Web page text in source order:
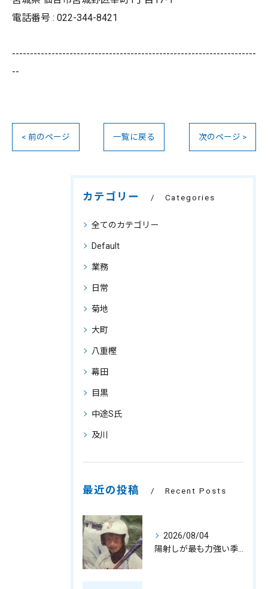
電話番号 : 022-344-8421
--------------------------------------------------------------------
--
< 前のページ 一覧に戻る 次のページ >
カテゴリー Categories
全てのカテゴリー
Default
業務
日常
菊地
大町
八重樫
幕田
目黒
中途S氏
及川
最近の投稿 Recent Posts
2026/08/04